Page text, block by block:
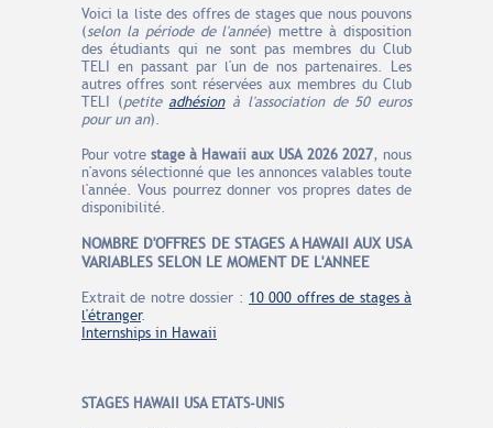
Voici la liste des offres de stages que nous pouvons
(selon la période de l'année) mettre à disposition
des étudiants qui ne sont pas membres du Club
TELI en passant par l'un de nos partenaires. Les
autres offres sont réservées aux membres du Club
TELI (petite adhésionà l'association de 50 euros
pour un an).
Pour votre stage à Hawaii aux USA 2026 2027, nous
n'avons sélectionné que les annonces valables toute
l'année. Vous pourrez donner vos propres dates de
disponibilité.
NOMBRE D'OFFRES DE STAGES A HAWAII AUX USA
VARIABLES SELON LE MOMENT DE L'ANNEE
Extrait de notre dossier : 10 000 offres de stages à
l'étranger.
Internships in Hawaii
STAGES HAWAII USA ETATS-UNIS